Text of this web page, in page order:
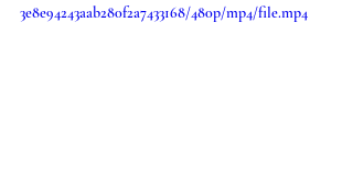
3e8e94243aab280f2a7433168/480p/mp4/file.mp4